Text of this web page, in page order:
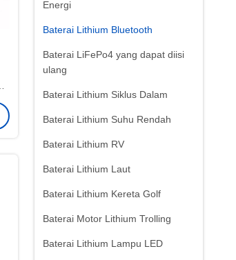
Energi
Baterai Lithium Bluetooth
Baterai LiFePo4 yang dapat diisi
ulang
Baterai Lithium Siklus Dalam
Baterai Lithium Suhu Rendah
Baterai Lithium RV
Baterai Lithium Laut
Baterai Lithium Kereta Golf
Baterai Motor Lithium Trolling
Baterai Lithium Lampu LED